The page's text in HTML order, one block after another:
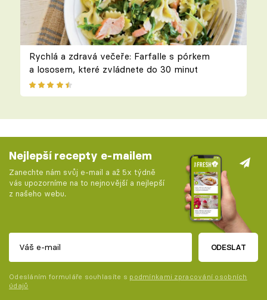
Rychlá a zdravá večeře: Farfalle s pórkem
a lososem, které zvládnete do 30 minut
Nejlepší recepty e-mailem
Zanechte nám svůj e-mail a až 5x týdně
vás upozorníme na to nejnovější a nejlepší
z našeho webu.
ODESLAT
Odesláním formuláře souhlasíte s podmínkami zpracování osobních
údajů